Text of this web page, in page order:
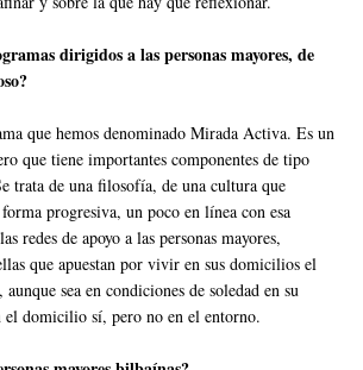
dirigidos a las personas mayores, de
que hemos denominado Mirada Activa. Es un
que tiene importantes componentes de tipo
trata de una filosofía, de una cultura que
progresiva, un poco en línea con esa
redes de apoyo a las personas mayores,
que apuestan por vivir en sus domicilios el
sea en condiciones de soledad en su
domicilio sí, pero no en el entorno.